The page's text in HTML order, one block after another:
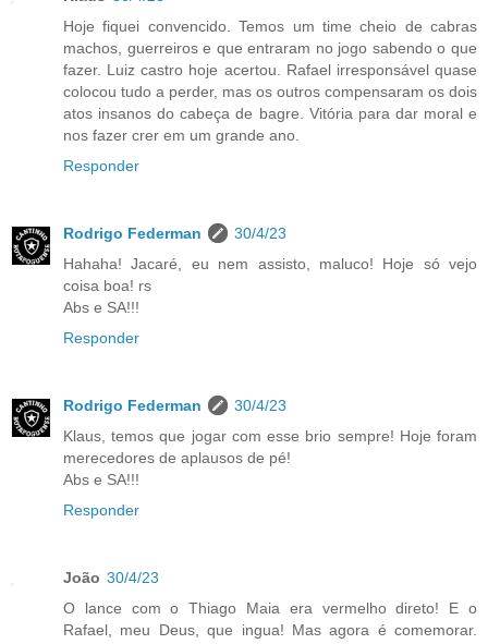
Hoje fiquei convencido. Temos um time cheio de cabras
machos, guerreiros e que entraram no jogo sabendo o que
fazer. Luiz castro hoje acertou. Rafael irresponsável quase
colocou tudo a perder, mas os outros compensaram os dois
atos insanos do cabeça de bagre. Vitória para dar moral e
nos fazer crer em um grande ano.
Responder
Rodrigo Federman
30/4/23
Hahaha! Jacaré, eu nem assisto, maluco! Hoje só vejo
coisa boa! rs
Abs e SA!!!
Responder
Rodrigo Federman
30/4/23
Klaus, temos que jogar com esse brio sempre! Hoje foram
merecedores de aplausos de pé!
Abs e SA!!!
Responder
João 30/4/23
O lance com o Thiago Maia era vermelho direto! E o
Rafael, meu Deus, que ingua! Mas agora é comemorar.